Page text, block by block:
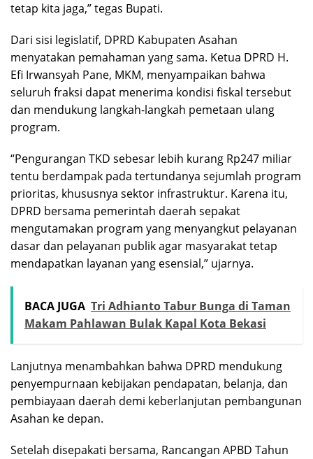
tetap kita jaga,” tegas Bupati.
Dari sisi legislatif, DPRD Kabupaten Asahan
menyatakan pemahaman yang sama. Ketua DPRD H.
Efi Irwansyah Pane, MKM, menyampaikan bahwa
seluruh fraksi dapat menerima kondisi fiskal tersebut
dan mendukung langkah-langkah pemetaan ulang
program.
“Pengurangan TKD sebesar lebih kurang Rp247 miliar
tentu berdampak pada tertundanya sejumlah program
prioritas, khususnya sektor infrastruktur. Karena itu,
DPRD bersama pemerintah daerah sepakat
mengutamakan program yang menyangkut pelayanan
dasar dan pelayanan publik agar masyarakat tetap
mendapatkan layanan yang esensial,” ujarnya.
BACA JUGA Tri Adhianto Tabur Bunga di Taman
Makam Pahlawan Bulak Kapal Kota Bekasi
Lanjutnya menambahkan bahwa DPRD mendukung
penyempurnaan kebijakan pendapatan, belanja, dan
pembiayaan daerah demi keberlanjutan pembangunan
Asahan ke depan.
Setelah disepakati bersama, Rancangan APBD Tahun